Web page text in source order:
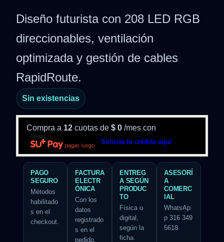
Diseño futurista con 208 LED RGB
direccionables, ventilación
optimizada y gestión de cables
RapidRoute.
Sin existencias
Compra a 12 cuotas de $ 0 /mes con
Solicita tu crédito aquí
PAGO
SEGURO
Métodos
habilitado
s en el
checkout.
FACTURA
ELECTR
ÓNICA
Con los
datos
registrado
s en el
pedido.
ENTREG
A SEGÚN
PRODUC
TO
Física o
digital,
según la
ficha.
ASESORÍ
A
COMERC
IAL
WhatsAp
p 316 349
5618.